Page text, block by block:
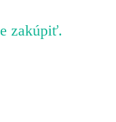
zakúpiť.